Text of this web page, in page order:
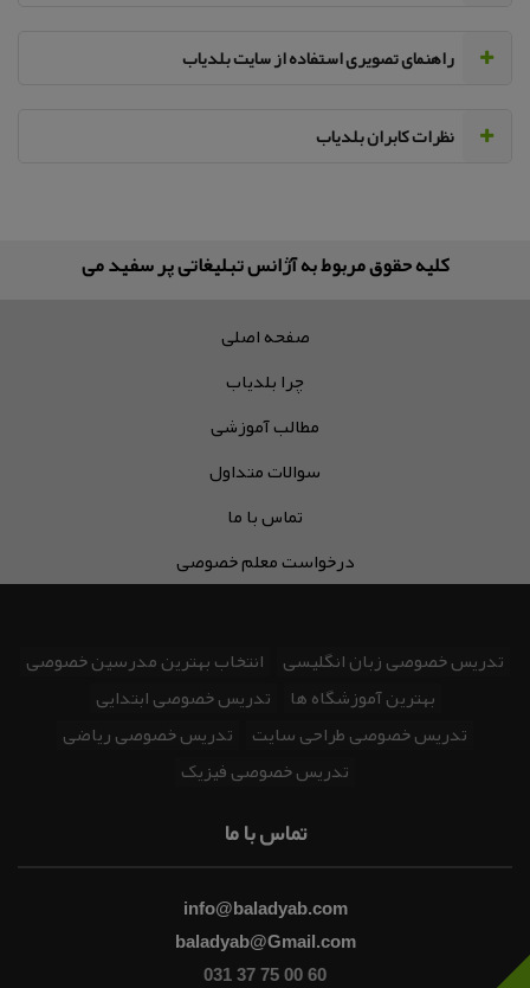
راهنمای تصویری استفاده از سایت بلدیاب
نظرات کابران بلدیاب
کلیه حقوق مربوط به آژانس تبلیغاتی پر سفید می‌باشد
صفحه اصلی
چرا بلدیاب
مطالب آموزشی
سوالات متداول
تماس با ما
درخواست معلم خصوصی
تدریس خصوصی زبان انگلیسی انتخاب بهترین مدرسین خصوصی
بهترین آموزشگاه ها
تدریس خصوصی ابتدایی
تدریس خصوصی طراحی سایت تدریس خصوصی ریاضی
تدریس خصوصی فیزیک
تماس با ما
info@baladyab.com
baladyab@Gmail.com
031 37 75 00 60